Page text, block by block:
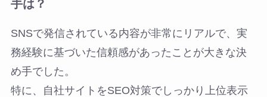
手は？
SNSで発信されている内容が非常にリアルで、実
務経験に基づいた信頼感があったことが大きな決
め手でした。
特に、自社サイトをSEO対策でしっかり上位表示